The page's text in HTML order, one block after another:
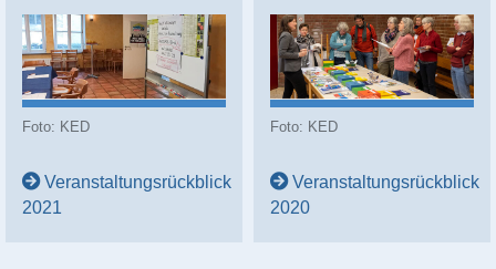
Foto: KED
Veranstaltungsrückblick
2021
Foto: KED
Veranstaltungsrückblick
2020